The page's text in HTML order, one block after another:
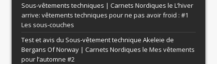
Sous-vêtements techniques | Carnets Nordiques le L’hiver
arrive: vêtements techniques pour ne pas avoir froid : #1
Les sous-couches
Test et avis du Sous-vêtement technique Akeleie de
Bergans Of Norway | Carnets Nordiques le Mes vêtements
pour l’automne #2